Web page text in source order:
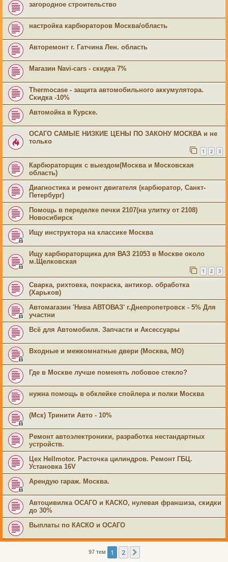
загородное строительство
настройка карбюраторов Москва/область
Авторемонт г. Гатчина Лен. область
Магазин Navi-cars - скидка 7%
Thermocase - защита автомобильного аккумулятора.
Скидка -10%
Автомойка в Курске.
ОСАГО САМЫЕ НИЗКИЕ ЦЕНЫ ПО ЗАКОНУ МОСКВА и не
только
1 2 3
Карбюраторщик с выездом(Москва и Московская
область)
Диагностика и ремонт двигателя (карбюратор, Санкт-
Петербург)
Помощь в переделке печки 2107(на улитку от 2108)
Новосибирск
Ищу инструктора на классике Москва
Ищу карбюраторщика для ВАЗ 21053 в Москве около
м.Щелковская
1 2 3
Сварка, рихтовка, покраска, антикор. обработка
(Харьков)
Автомагазин 'Нива АВТОВАЗ' г.Днепропетровск - 5% Для
участни
Всё для Автомобиля. Запчасти и Аксессуары
Входные и межкомнатные двери (Москва, МО)
Где в Москве лучше поменять лобовое стекло?
нужна помощь в обклейке спойлера и полки Москва
(Мск) Тринити Авто - 10%
Ремонт автоэлектроники, разработка нестандартных
устройств.
Цех Hellmotor. Расточка цилиндров. Ремонт ГБЦ.
Установка 16V
Арендую гараж. Москва.
Автоцивилка ОСАГО и КАСКО, нулевая франшиза, скидки
до 30%
Выплаты по КАСКО и ОСАГО
97 тем 1 2